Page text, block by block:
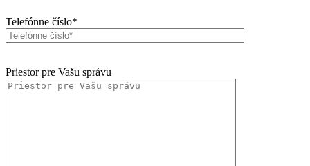
Telefónne číslo*
Priestor pre Vašu správu